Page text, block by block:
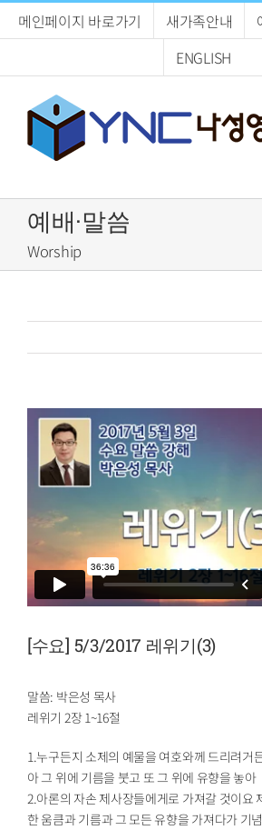
메인페이지 바로가기 새가족안내
ENGLISH
예배·말씀
Worship
[수요] 5/3/2017 레위기(3)
말씀: 박은성 목사
레위기 2장 1~16절
1.누구든지 소제의 예물을 여호와께 드리려거
아 그 위에 기름을 붓고 또 그 위에 유향을 놓아
2.아론의 자손 제사장들에게로 가져갈 것이요
한 움큼과 기름과 그 모든 유향을 가져다가 기